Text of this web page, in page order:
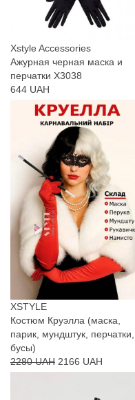
Xstyle Accessories
Ажурная черная маска и
перчатки X3038
644 UAH
XSTYLE
Костюм Круэлла (маска,
парик, мундштук, перчатки,
бусы)
2280 UAH 2166 UAH